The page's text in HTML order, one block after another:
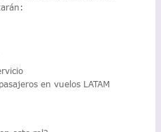
en vuelos LATAM